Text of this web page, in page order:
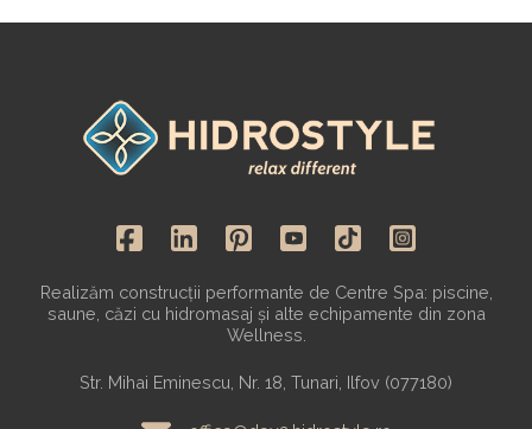
Realizăm construcții performante de Centre Spa: piscine,
saune, căzi cu hidromasaj și alte echipamente din zona
Wellness.
Str. Mihai Eminescu, Nr. 18, Tunari, Ilfov (077180)